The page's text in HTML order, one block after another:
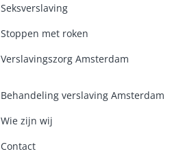
Seksverslaving
Stoppen met roken
Verslavingszorg Amsterdam
Behandeling verslaving Amsterdam
Wie zijn wij
Contact